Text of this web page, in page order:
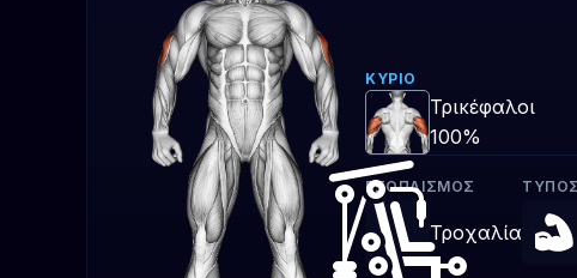
ΚΎΡΙΟ
Τρικέφαλοι
100%
ΕΞΟΠΛΙΣΜΌΣ
Τροχαλία